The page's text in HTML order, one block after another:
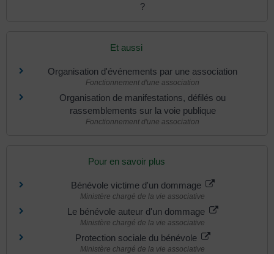
?
Et aussi
Organisation d'événements par une association
Fonctionnement d'une association
Organisation de manifestations, défilés ou
rassemblements sur la voie publique
Fonctionnement d'une association
Pour en savoir plus
Bénévole victime d'un dommage
Ministère chargé de la vie associative
Le bénévole auteur d'un dommage
Ministère chargé de la vie associative
Protection sociale du bénévole
Ministère chargé de la vie associative